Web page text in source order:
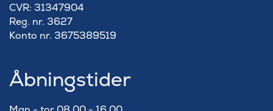
​CVR: 31347904
Reg. nr. 3627
Konto nr. 3675389519
Åbningstider